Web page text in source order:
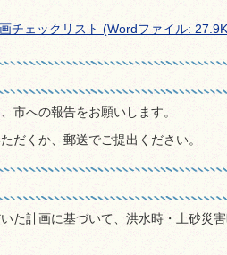
チェックリスト (Wordファイル:
市への報告をお願いします。
だくか、郵送でご提出ください。
た計画に基づいて、洪水時・土砂災